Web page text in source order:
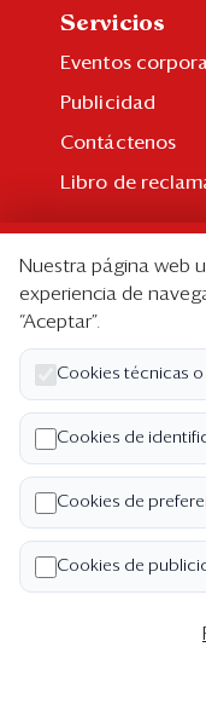
Servicios
Eventos
Publicidad
Contáctenos
Libro de
Suscripción
Paquetes
Edición Impresa
Nosotros
Quiénes somos
Código de ética
Términos y
Copyright
Nuestra página web
experiencia de
“Aceptar”.
Cookies técnicas o
Cookies de
Cookies de
Cookies de